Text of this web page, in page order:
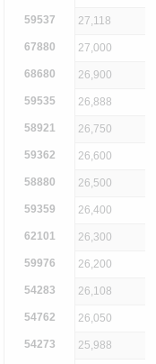
59537 27,118
67880 27,000
68680 26,900
59535 26,888
58921 26,750
59362 26,600
58880 26,500
59359 26,400
62101 26,300
59976 26,200
54283 26,108
54762 26,050
54273 25,988